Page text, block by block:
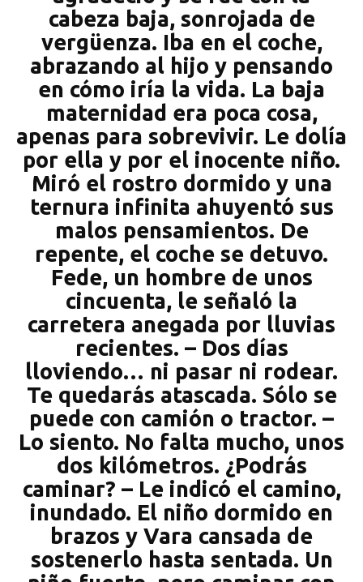
cabeza baja, sonrojada de
vergüenza. Iba en el coche,
abrazando al hijo y pensando
en cómo iría la vida. La baja
maternidad era poca cosa,
apenas para sobrevivir. Le dolía
por ella y por el inocente niño.
Miró el rostro dormido y una
ternura infinita ahuyentó sus
malos pensamientos. De
repente, el coche se detuvo.
Fede, un hombre de unos
cincuenta, le señaló la
carretera anegada por lluvias
recientes. – Dos días
lloviendo… ni pasar ni rodear.
Te quedarás atascada. Sólo se
puede con camión o tractor. –
Lo siento. No falta mucho, unos
dos kilómetros. ¿Podrás
caminar? – Le indicó el camino,
inundado. El niño dormido en
brazos y Vara cansada de
sostenerlo hasta sentada. Un